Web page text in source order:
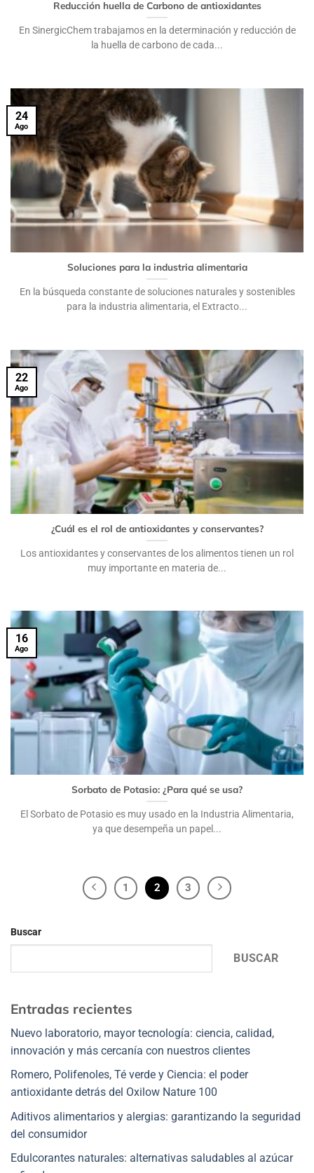
Reducción huella de Carbono de antioxidantes
En SinergicChem trabajamos en la determinación y reducción de
la huella de carbono de cada...
Soluciones para la industria alimentaria
En la búsqueda constante de soluciones naturales y sostenibles
para la industria alimentaria, el Extracto...
24
Ago
¿Cuál es el rol de antioxidantes y conservantes?
Los antioxidantes y conservantes de los alimentos tienen un rol
muy importante en materia de...
22
Ago
Sorbato de Potasio: ¿Para qué se usa?
El Sorbato de Potasio es muy usado en la Industria Alimentaria,
ya que desempeña un papel...
16
Ago
1 2 3
Buscar
BUSCAR
Entradas recientes
Nuevo laboratorio, mayor tecnología: ciencia, calidad,
innovación y más cercanía con nuestros clientes
Romero, Polifenoles, Té verde y Ciencia: el poder
antioxidante detrás del Oxilow Nature 100
Aditivos alimentarios y alergias: garantizando la seguridad
del consumidor
Edulcorantes naturales: alternativas saludables al azúcar